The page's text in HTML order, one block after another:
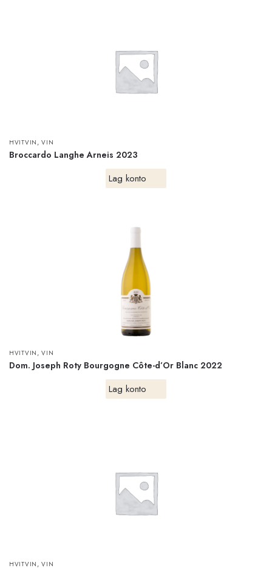
HVITVIN ,VIN
Broccardo Langhe Arneis 2023
Lag konto
HVITVIN ,VIN
Dom. Joseph Roty Bourgogne Côte-d’Or Blanc 2022
Lag konto
HVITVIN ,VIN